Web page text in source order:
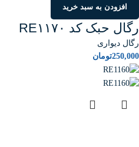
افزودن به سبد خرید
رگال حبک کد RE۱۱۷۰
رگال دیواری
250,000تومان